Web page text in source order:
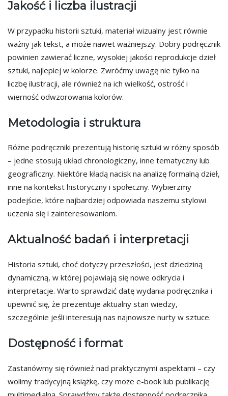
Jakość i liczba ilustracji
W przypadku historii sztuki, materiał wizualny jest równie
ważny jak tekst, a może nawet ważniejszy. Dobry podręcznik
powinien zawierać liczne, wysokiej jakości reprodukcje dzieł
sztuki, najlepiej w kolorze. Zwróćmy uwagę nie tylko na
liczbę ilustracji, ale również na ich wielkość, ostrość i
wierność odwzorowania kolorów.
Metodologia i struktura
Różne podręczniki prezentują historię sztuki w różny sposób
– jedne stosują układ chronologiczny, inne tematyczny lub
geograficzny. Niektóre kładą nacisk na analizę formalną dzieł,
inne na kontekst historyczny i społeczny. Wybierzmy
podejście, które najbardziej odpowiada naszemu stylowi
uczenia się i zainteresowaniom.
Aktualność badań i interpretacji
Historia sztuki, choć dotyczy przeszłości, jest dziedziną
dynamiczną, w której pojawiają się nowe odkrycia i
interpretacje. Warto sprawdzić datę wydania podręcznika i
upewnić się, że prezentuje aktualny stan wiedzy,
szczególnie jeśli interesują nas najnowsze nurty w sztuce.
Dostępność i format
Zastanówmy się również nad praktycznymi aspektami – czy
wolimy tradycyjną książkę, czy może e-book lub publikację